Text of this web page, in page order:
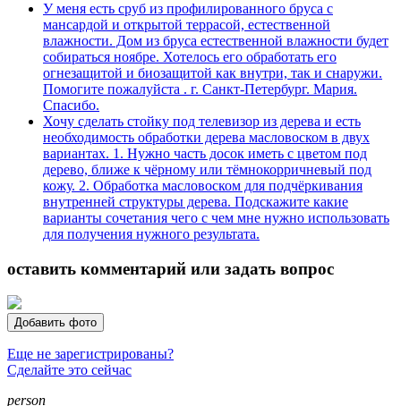
У меня есть сруб из профилированного бруса с
мансардой и открытой террасой, естественной
влажности. Дом из бруса естественной влажности будет
собираться ноябре. Хотелось его обработать его
огнезащитой и биозащитой как внутри, так и снаружи.
Помогите пожалуйста . г. Санкт-Петербург. Мария.
Спасибо.
Хочу сделать стойку под телевизор из дерева и есть
необходимость обработки дерева масловоском в двух
вариантах. 1. Нужно часть досок иметь с цветом под
дерево, ближе к чёрному или тёмнокорричневый под
кожу. 2. Обработка масловоском для подчёркивания
внутренней структуры дерева. Подскажите какие
варианты сочетания чего с чем мне нужно использовать
для получения нужного результата.
оставить комментарий или задать вопрос
Добавить фото
Еще не зарегистрированы?
Сделайте это сейчас
person